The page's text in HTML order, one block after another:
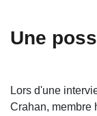
Une
Lors d'une
Crahan, membre